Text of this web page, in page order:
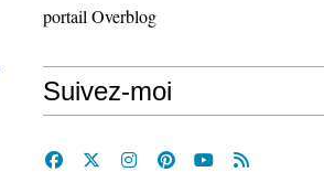
portail Overblog
Suivez-moi